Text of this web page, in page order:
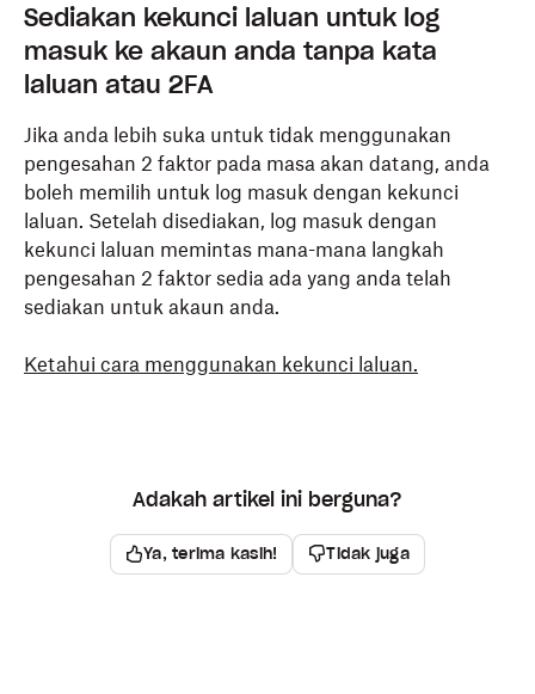
Sediakan kekunci laluan untuk log
masuk ke akaun anda tanpa kata
laluan atau 2FA
Jika anda lebih suka untuk tidak menggunakan
pengesahan 2 faktor pada masa akan datang, anda
boleh memilih untuk log masuk dengan kekunci
laluan. Setelah disediakan, log masuk dengan
kekunci laluan memintas mana-mana langkah
pengesahan 2 faktor sedia ada yang anda telah
sediakan untuk akaun anda.
Ketahui cara menggunakan kekunci laluan.
Adakah artikel ini berguna?
Ya, terima kasih! Tidak juga